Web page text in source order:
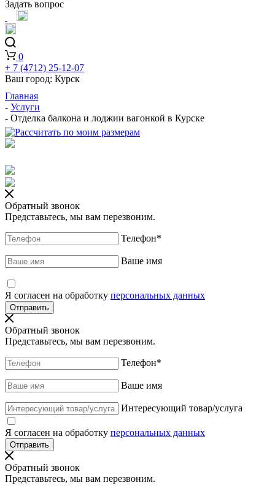
Задать вопрос
0
+ 7 (4712) 25-12-07
Ваш город: Курск
Главная
- Услуги
- Отделка балкона и лоджии вагонкой в Курске
Обратный звонок
Представьтесь, мы вам перезвоним.
Телефон*
Ваше имя
Я согласен на обработку персональных данных
Обратный звонок
Представьтесь, мы вам перезвоним.
Телефон*
Ваше имя
Интересующий товар/услуга
Я согласен на обработку персональных данных
Обратный звонок
Представьтесь, мы вам перезвоним.